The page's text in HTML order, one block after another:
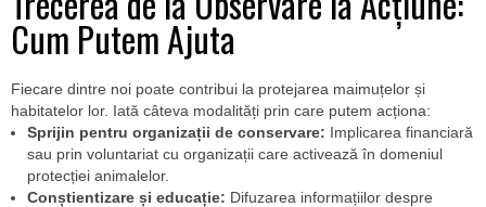
Cum Putem Ajuta
Fiecare dintre noi poate contribui la protejarea maimuțelor și
habitatelor lor. Iată câteva modalități prin care putem acționa:
Sprijin pentru organizații de conservare: Implicarea financiară
sau prin voluntariat cu organizații care activează în domeniul
protecției animalelor.
Conștientizare și educație: Difuzarea informațiilor despre